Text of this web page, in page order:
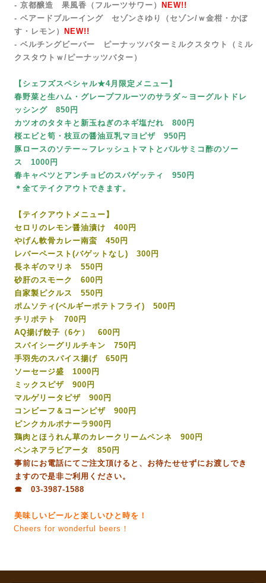
- 京都醸造 果風香（フルーツサワー）
NEW!!
- ベアードブルーイング セゾンさゆり（セゾン/ｗ金柑・かぼ
す・レモン）
NEW!!
- ベルチングビーバー ピーナッツバターミルクスタウト（ミル
クスタウトｗ/ピーナッツバター）
【シェフズスペシャル★4月限定メニュー】
春野菜と生ハム・グレープフルーツのサラダ～ヨーグルトドレ
ッシング 850円
カツオのタタキと新玉ねぎのネギ塩だれ 800円
桜エビと筍・枝豆の醤油豆乳マヨピザ 950円
豚ロースのソテー～フレッシュトマトとバルサミコ酢のソー
ス 1000円
春キャベツとアンチョビのスパゲッティ 950円
＊全てテイクアウトできます。
【テイクアウトメニュー】
セロリのレモン醤油漬け 400円
やげん軟骨カレー南蛮 450円
レバーペースト(バゲットなし) 300円
長ネギのマリネ 550円
砂肝のスモーク 600円
自家製ピクルス 550円
ポムソティ(ベルギーポテトフライ) 500円
チリポテト 700円
AQ揚げ餃子（6ケ） 600円
スパイシーグリルチキン 750円
手羽先のスパイス揚げ 650円
ソーセージ盛 1000円
ミックスピザ 900円
マルゲリータピザ 900円
コンビーフ＆コーンピザ 900円
ピンクカルボナーラ900円
鶏肉とほうれん草のカレークリームペンネ 900円
ペンネアラビアータ 850円
事前にお電話にてご注文頂けると、お待たせせずにお渡しでき
ますので是非ご利用ください。
☎ 03-3987-1588
美味しいビールと楽しいひと時を！
Cheers for wonderful beers！